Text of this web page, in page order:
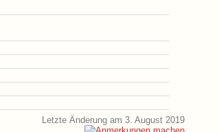
Letzte Änderung am 3. August 2019